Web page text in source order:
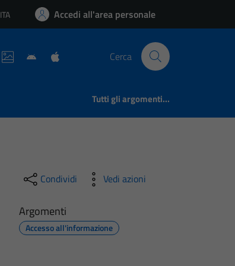
Lingua attiva:
ITA Accedi all'area personale
Cerca
Tutti gli argomenti...
Condividi Vedi azioni
Argomenti
Accesso all'informazione